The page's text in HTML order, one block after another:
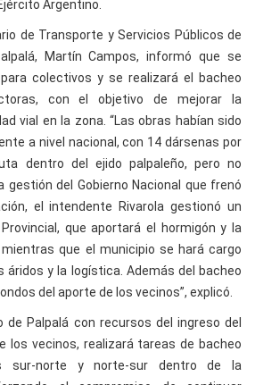
Argentino.
de Transporte y Servicios Públicos de
Martín Campos, informó que se
colectivos y se realizará el bacheo
con el objetivo de mejorar la
vial en la zona. “Las obras habían sido
a nivel nacional, con 14 dársenas por
dentro del ejido palpaleño, pero no
gestión del Gobierno Nacional que frenó
el intendente Rivarola gestionó un
que aportará el hormigón y la
que el municipio se hará cargo
áridos y la logística. Además del bacheo
del aporte de los vecinos”, explicó.
de Palpalá con recursos del ingreso del
los vecinos, realizará tareas de bacheo
sur-norte y norte-sur dentro de la